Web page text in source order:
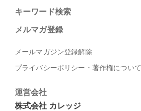
キーワード検索
メルマガ登録
メールマガジン登録解除
プライバシーポリシー・著作権について
運営会社
株式会社 カレッジ